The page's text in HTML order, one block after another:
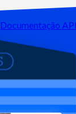
Documentação API